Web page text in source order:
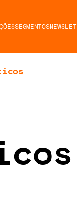
SEGMENTOS